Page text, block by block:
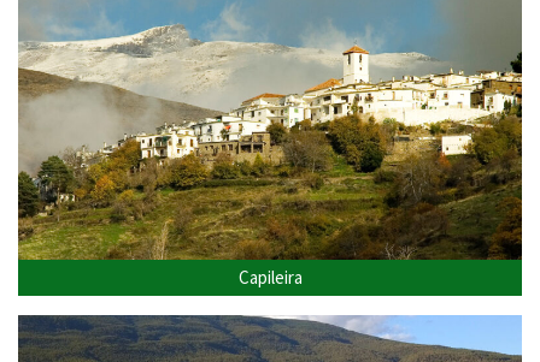
Capileira